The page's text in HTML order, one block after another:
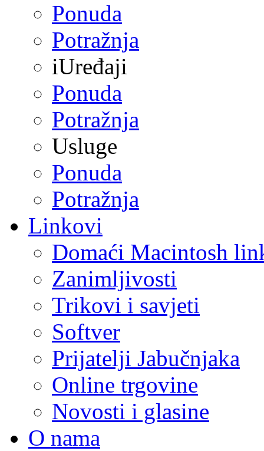
Ponuda
Potražnja
iUređaji
Ponuda
Potražnja
Usluge
Ponuda
Potražnja
Linkovi
Domaći Macintosh
Zanimljivosti
Trikovi i savjeti
Softver
Prijatelji Jabučnjaka
Online trgovine
Novosti i glasine
O nama